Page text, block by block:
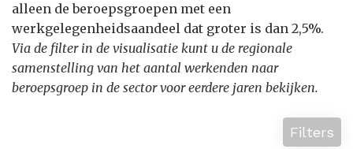
alleen de beroepsgroepen met een
werkgelegenheidsaandeel dat groter is dan 2,5%.
Via de filter in de visualisatie kunt u de regionale
samenstelling van het aantal werkenden naar
beroepsgroep in de sector voor eerdere jaren bekijken.
Filters